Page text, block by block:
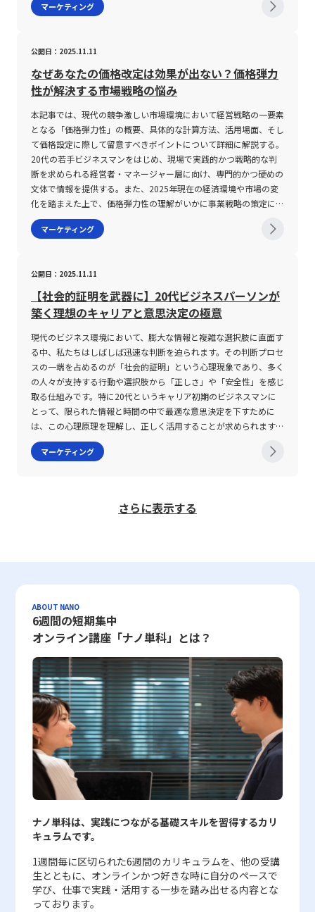
る点に注意が必要である。また、独立財は他の商品との需要連動性
した各概念の理解は、企業のマーケティング戦略や新製品開発、価
格設定において不可欠な要素となる。経済環境が急速に変動する昨
今、現場で働く若手ビジネスマンは、これらの経済学的知識を武器
に、より精度の高い市場分析と戦略的意思決定を行うことが期待さ
れる。今後、技術革新やデジタル経済の発展に伴い、これらの財の
分類や消費者行動のパターンも変化していくと予想されるため、常
に最新の知見とデータに基づいた分析が求められる。このような経
済学の基本概念に精通しておくことは、業界内での競争優位性を確
立する上で大きな資産となるだろう。将来的なビジネス環境の不確
実性に対処するためにも、代替財・補完財・独立財といった基礎的
かつ実践的な知識の定着は、あらゆる企業戦略の土台となる。以
立財の意義とその注意点について解説した。本稿が、若手ビジネス
ーケティングの進化が続く中で、ロングテール戦略は、オンライン
ではなく、長期的な視座で市場のニーズを捉え、柔軟に戦略を転換
することが求められるでしょう。 また、ロングテール戦略を成功
させるためには、技術面での投資と、それに伴うオペレーション改
善、さらには組織全体での意識改革が不可欠です。効率的な在庫管
理システム、先進的なデータ分析ツール、そして時代の流れに迅速
に対応するための組織体制の整備は、企業が持続的な成長を遂げる
ための基盤となります。 最終的に、ロングテール戦略は、グロー
バル化が進む現代の市場において、ニッチな市場セグメントに向け
た柔軟な対応と、全体の収益構造における安定性という、二点の重
要な要素を兼ね備えています。経営判断において、どの戦略を採用
すべきかについては、企業の事業内容や市場環境、さらには顧客層
の特性に応じた検討が必要不可欠ですが、確実に言えることは、ロ
ングテール戦略の理解と活用は、今後の経営戦略において不可避の
入に伴う組織体制の変革を正確に把握し、実務レベルで活かせる知
識と視点を持つことが、将来的なキャリア形成において大きな武器
となることでしょう。
マーケティング戦略に特化している点において、企業の成長や売上
ることが企業成功の分岐点となっています。この背景から、PMM
の需要は今後さらに高まることが予想され、特にIT、SaaS、DX推
進など、デジタル変革が鍵となる業界においては、PMMの活躍が
不可欠です。一方で、PMMとして成功するには、マーケティング
の知識やデータ分析能力、迅速な意思決定力、そして部門間の効果
的なコミュニケーションが求められるため、キャリアパスとしての
ハードルも存在します。 未経験者がPMMを目指す場合、まずは中
規模のチームリーダーやプロジェクトマネジメントの役割を経験す
ることで、マネジメント能力を養うことが重要です。さらに、IPA
やPMIといった専門資格の取得により、客観的なスキル証明を行う
ことは、転職市場における競争力を高める上でも有効です。また、
IT業界に特化した転職エージェントのサポートを活用することで、
自身に適した企業や求人情報を得るチャンスが広がります。 全体
ます高まる見通しです。20代の若手ビジネスマンにとっては、早
期にこの分野で経験を積み、マーケティングとマネジメントの両面
でスキルを磨くことが、将来的なキャリアアップおよび高い収入を
実現するための大きな武器になるでしょう。 本記事の内容を参考
に、自己のキャリアプランや転職戦略に役立てていただければ幸い
です。
いケースが発生する可能性があるため、セリング活動においては、
る点にも注意が必要です。近年ではSEO対策や広告戦略など、マー
ケティングの各手法が充実している一方で、それらだけで市場全体
の動向に即座に対応することは困難となっています。そのため、マ
ーケティング部門から得られるデータや市場分析に基づいて、現場
の営業担当者が柔軟に戦略を修正し、実際の顧客の反応をフィード
バックするプロセスが不可欠です。この情報交換が途絶えると、い
ずれは売上の機会を逸するリスクが高まるため、部門間でのナレッ
ジ共有や定期的な連携ミーティングの開催が推奨されます。 第三
に、セリングを実践するために必要なスキルの向上についても十分
な注意が必要です。現代の営業現場では、単なるトークスクリプト
に頼ったアプローチではなく、課題発見力、ヒアリング力、コミュ
ニケーション力といった基礎的なスキルが要求されます。さらに、
情報収集力やロジカルシンキングといった、データを元にした説得
セリングのような高度な営業手法においては、顧客自身が気づいて
いない潜在的なニーズを引き出し、それに対して適切なソリューシ
ョンを提示するコンサルティング的なアプローチが必要とされ、こ
れは一朝一夕で習得できるものではありません。 また、セリング
の現場では、過去の成功事例や失敗事例に学ぶ姿勢が欠かせませ
ん。具体的には、明確な数値目標を設定し、毎日の業務を振り返る
とともに、上司や同僚とのフィードバックを通じてPDCAサイクル
を回すことが重要です。さらに、定期的な営業研修やセミナーへの
参加によって、業界内の最新の手法やトレンドを取り入れること
で、競合他社との差別化を図ることが求められます。こうした継続
的な学習と実践が、セリングにおいて大きな成果を生む鍵となるの
です。 最後に、セリング戦略を実行する上での組織全体のサポー
ト体制についても注意が必要です。多くの企業では、個々の営業担
全社的なサポート体制が構築されて初めて、各営業担当者が自らの
じて、企業の継続的成長に寄与する重要な営業手法です。マーケテ
ィングが構築する売れる仕組みと並行して、現場での柔軟な対応と
高度な提案力が求められるセリングは、現代のビジネス環境におい
て極めて重要な役割を担っています。 特に、20代の若手ビジネス
マンにとっては、単なる商品知識にとどまらず、顧客の潜在ニーズ
を探り、課題発見力やヒアリング力、ロジカルシンキングといった
基礎スキルを磨くことが、今後のキャリア形成において大きな武器
となるでしょう。さらに、部門間の連携やナレッジ共有を通じて、
常に最新の市場動向や競合情報を取り入れる姿勢は、個々の営業力
の向上のみならず、組織全体の成長にも直結します。 今後、企業
が直面する市場環境はますます厳しくなることが予想される中で、
セリングとマーケティングの双方を効果的に活用することが、唯一
の競争優位性となることは明白です。そのため、若手ビジネスマン
は、実践的な営業スキルの向上とともに、マーケティングの戦略的
スを大きく飛躍させるチャンスを掴むことができるのです。企業全
体としても、セリングに必要な支援体制の整備や、継続的な研修プ
ると考えられます。 以上のように、セリングは単なる売り込み活
動ではなく、顧客の声に耳を傾けながら、戦略的かつ総合的な提案
を行う高度なビジネススキルとして位置づけられます。各企業が短
ず自社の製品・サービスが持つ独自の価値や技術、ノウハウを明確
など、複数の側面からのアプローチが求められている点も注意すべ
きです。 特に、営業活動の強化と顧客との接点を深める取り組み
が、コモディティ化を打破するための鍵となります。 特にデジタ
ルトランスフォーメーション（DX）の進展に伴い、CRMシステム
やデータ分析ツールが広く活用されるようになった現代の企業環境
では、顧客データを活用したターゲットの明確化や、個々のニーズ
に合わせたカスタマイズが、コモディティ化を回避するための有力
な手段として認識されています。 また、SNSやオンラインアンケー
トなどのツールを用いて、顧客のリアルタイムな意見を取り入れ、
製品やサービスの品質向上に生かす取り組みが増加しています。
このような施策により、従来の単一の価格競争から脱却し、付加価
値の高い製品や顧客体験を創出することが可能となっています。
コモディティ化対策に成功した企業の事例 ここでは、コモディテ
Appleの事例です。Appleは、製品の独自性を徹底的に追求し、デ
ザインとユーザーエクスペリエンスの向上に注力しています。
Apple Storeでの顧客との対話や、オンラインでの意見収集を通じ
て、製品開発に顧客の視点を取り入れることで、市場の均質化を防
ぎながらブランドの独自性を確立しています。 次に、カフェ市場
においては、スターバックスが独自のサービス戦略を展開していま
す。 スターバックスは、店内の雰囲気やスタッフの教育体制、さ
らには季節限定メニューなど、顧客体験の向上に重きを置いた戦略
を実施することで、単なるコーヒー提供企業からライフスタイルを
提案するブランドへと転換を果たしています。 さらに、アパレル
市場におけるユニクロの取り組みも注目に値します。 ユニクロは
「LifeWear」のコンセプトの下、シンプルでありながら高品質な製
品をリーズナブルな価格で提供することで、幅広い顧客層に支持を
ザインだけに依存するのではなく、顧客との接点全般にわたる体験
Proposition）を明確化することが求められます。 このためには、
企業の持つ技術やノウハウ、デザイン、さらにはブランドストーリ
ーを効果的に市場に伝える施策が不可欠です。 具体的には、プロ
モーション活動やオンラインマーケティング、展示会などを通じ
て、消費者に対して自社の製品が持つ独自性を積極的にアピールす
ることが挙げられます。 第二に、顧客体験の向上に直結するデジ
タルツールやCRMシステムの活用が重要となります。 顧客の購買
行動やアクセスデータをもとに、個々のニーズに応じたカスタマイ
ズを施す取り組みが、製品の付加価値を高める一助となります。
また、オンライン上でのフィードバック収集や、SNSを活用したコ
ミュニケーションは、顧客との関係性を強化し、市場の変化に迅速
に対応するための貴重な情報源となります。 第三に、営業戦略の
見直しと最適化が求められます。 ターゲット顧客の再選定や、営
業プロセスにおける各ステップの効率化は、企業全体の競争力強化
パイプライン管理の徹底、さらには営業担当者への定期的なトレー
ニングと評価制度の導入が有効です。 以上のような取り組みを総
合的に実施することで、企業は単なる価格競争に陥ることなく、顧
客に対して独自の価値を提供し続けることが可能となります。 ま
とめ 市場の成熟と共に、商品やサービスのコモディティ化は多く
の企業にとって避けては通れない課題です。 しかし、その危機を
おり、販促戦略はこれらのチャネルを統合して活用することが基本
ンフレット、イベントへの参加といった伝統的な手法との融合が、
効果的な販促への鍵となる。さらに、販促戦略の立案においては、
明確な販促活動の目的の設定が不可欠であり、具体的なターゲット
本である。目的が明確であれば、どの段階でどの施策を実施する
か、またどのようなデータを収集し評価するかといった、戦略全体
の流れが体系的に整えられる。加えて、販促戦略は消費者視点に立
って構築される必要がある。情報過多の現代において、消費者は多
くの情報に触れる一方で、実際に心を動かす施策は限られている。
よって、消費者のニーズや市場全体の動向、さらには競合他社の戦
略も十分に理解した上で、最適な方法を見極めることが要求され
る。実務上は、STP分析（セグメンテーション、ターゲティング、
ポジショニングの各要素の分析）やPASONAの法則（Problem、
るケースが多い。これにより、戦略の根拠が明示され、実行後の効
果測定や改善策の策定が容易になる。さらに、B to B（企業間取
引）向けの販促戦略においては、消費者向けとは異なるアプローチ
が求められる。企業間取引では、担当者へのパンフレット配布や展
示会での直接対話、プレスリリースなど、複数の接点から関係を深
めていくことが成功の鍵となる。こうした戦略では、信頼性や専門
性を強調するメッセージが重要視されると同時に、各施策が統合的
に機能するような全体像の把握が求められる。 一方で、販促戦略
の策定は一過性のプロジェクトではなく、継続的な改善が必須であ
る。市場環境が絶えず変動する中で、当初設定した戦略がその後も
有効である保証はなく、定期的な効果測定とフィードバックのサイ
クルが欠かせない。これにより、時代のニーズに即した迅速な軌道
修正が可能となり、長期的な競争優位性の確保につながる。特にデ
短期的なキャンペーンに留まらず、自社のブランディングや信頼性
削減と業務プロセスの効率化を実現するためのソリューションとし
て注目されており、専門家のサポートを受けながら戦略を実行に移
す一助となる。このように、販促戦略は多面的な視野から緻密な計
置付けられている。 販促戦略の注意点 効果的な販促戦略を展開す
るためには、いくつかの注意点を十分に理解し、実践に落とし込む
ことが不可欠である。第一に、市場や消費者のニーズを事前に徹底
的に分析することが求められる。情報量が飛躍的に増加している現
代において、単一のデータに頼るのではなく、複数の視点から消費
者行動を読み解く必要がある。市場環境は常に動的であり、季節変
動や突発的なトレンドの変化に対応できる柔軟性が戦略には求めら
れる。また、消費者の生の声を定期的に収集するプロセスが、戦略
の実効性を担保するうえで非常に重要である。アンケート調査、オ
ンラインレビュー、SNS上でのフィードバックなど、様々な手法を
要とされているかを把握することが不可欠である。特に、若年層を
中心としたターゲット層に向けた販促戦略では、彼らの生活様式や
価値観を正確に捉えることが成功の鍵となる。第二に、販促施策に
かかるコスト管理が極めて重要となる。過度のコスト削減や、逆に
無計画な投資は、期待した費用対効果を達成できないリスクを伴
う。戦略立案段階で、具体的な予算配分やROI（投資対効果）のシ
は、顧客の信頼を得ることは困難です。消費者がブランド名を聞い
こでは、ブランド連想の明確な定義とともに、その構築過程での留
意事項や、成功事例を交えながら、ブランド戦略の全貌を分かりや
すく紹介していきます。 ブランド連想とは ブランド連想とは、消
費者の記憶の中で特定のブランドに結びつく様々な情報、イメー
ジ、感情、体験が複合的に作用して形成される総体的な概念を指し
ます。具体例として、ハンバーガーチェーンの世界では「マクドナ
ルド」を念頭に連想することが、消費者の購買行動に直接影響を及
ぼす一例と言えます。これは、ブランドの知名度だけでなく、広
告、プロモーション、製品デザイン、さらには企業の歴史や文化が
複合的に作用して形成されるものであり、ブランドイメージとも密
接に関連しています。 ブランド連想には、数多くの要因が絡み合
っています。まず、ブランドのロゴやパッケージデザイン、Webデ
ザインなどのビジュアル要素が強固な記憶を作り出すとともに、提
や、口コミ、SNSなどの情報拡散による影響も、消費者の記憶に大
きく影響します。このような複数の要素が組み合わさることで、消
費者がある状況下で無意識に特定のブランドを思い浮かべる「ブラ
ンド連想」が形成され、ブランドロイヤルティへと結びついていく
のです。 ブランド連想の構築は、単なる知名度向上に留まらず、
消費者の購買行動や企業に対する信頼感の確立に直結します。企業
が提供する商品・サービスの品質向上、洗練されたパッケージデザ
イン、戦略的なWebデザイン、そして一貫性のある企業ブランディ
ングは、ブランド連想を左右する主要な要因として捉えるべきでし
ょう。これらの要素が統合されることで、消費者は製品を手に取る
際に「安心感」や「優れたデザイン」、「革新的技術」などのイメ
ージを自動的に連想し、結果的にそのブランドが選ばれる確率が高
まります。 さらに、ブランド連想は消費者の意思決定を迅速化す
市場での競争が激化している中でも、消費者にとっての第一選択肢
ガティブな連想が生じた場合、ブランドとしての価値が大きく損な
われる恐れがあります。 次に、ブランディング戦略においては、
一貫性の保持が非常に重要です。企業は広告、パッケージデザイ
ン、Webデザイン、プロダクトデザインなどの各要素において、統
一されたメッセージとビジュアルアイデンティティを維持する必要
があります。これにより、消費者はブランドに関する情報を正確に
把握し、強固な連想を形成することが可能となります。 また、ブ
ランド連想を形成する過程においては、時間と継続的な努力が求め
られます。短期間で急激にブランド認知を向上させるためのプロモ
ーションは、一過性の効果に終始してしまう場合があるため、長期
的な視点に立った戦略が必要です。広告やキャンペーンを通じて、
一貫して企業の価値や理念、そして独自の魅力を伝えることが、消
費者の記憶に確実に刻まれる鍵となります。 また、オンライン環
境の発展により、SNSやWebサイト、口コミサイトなどのデジタル
チャネルにおいて、企業が適切な情報発信を行い、消費者との信頼
関係を築くことは、ブランド連想の強化に直結します。一方で、情
分に留意し、リスク管理や迅速な対応策の整備が求められます。
さらに、ブランド連想の形成は、企業内外のステークホルダーとの
連携を欠かせないプロセスでもあります。例えば、販売チャネル、
マーケティング
公開日：2025.11.11
なぜあなたの価格改定は効果が出ない？価格弾力
性が解決する市場戦略の悩み
本記事では、現代の競争激しい市場環境において経営戦略の一要素
となる「価格弾力性」の概要、具体的な計算方法、活用場面、そし
て価格設定に際して留意すべきポイントについて詳細に解説する。
20代の若手ビジネスマンをはじめ、現場で実践的かつ戦略的な判
断を求められる経営者・マネージャー層に向け、専門的かつ硬めの
文体で情報を提供する。また、2025年現在の経済環境や市場の変
化を踏まえた上で、価格弾力性の理解がいかに事業戦略の策定に役
立つかについても掘り下げていく。 価格弾力性とは 価格弾力性
は、商品やサービスの価格が変動した際に、需要または供給の変化
定するためのものであり、通常は次の計算式が用いられる。価格弾
力性＝（需要または供給の変化率）÷（価格の変化率）この指標
は、数値が1を超えると需要の変動が大きい（すなわち、弾力性が
高い）状態を示し、1を下回ると需要の変動が小さい（すなわち、
弾力性が低い）ことを意味する。 需要の変化率は、一般に「価格
変更後の販売数量－価格変更前の販売数量」を基に算出し、対象と
なる対象の変化率を求める。一方、価格の変化率は、変更後の価格
と変更前の価格との差額を用いて計算する。これらの計算は原則と
してプラスの絶対値で評価されるため、マイナスの値が出た場合で
も、実務上はその絶対値として解釈される。このように、価格弾力
性は市場の反応を定量的に把握するための有用なツールとして、
様々な業界で活用される。 具体例として、あるコンビニエンスス
トアが定番商品の値段を10%上げた結果、販売数量が4%減少した
ら600円に下げた場合、加入者数が従来の1万人から2万人に増加し
的にこの指標を活用することが求められる。特に、価格設定の段階
では自社商品だけでなく、競合他社の価格設定や市場動向も併せて
分析することで、より精度の高い戦略が構築可能となる。 価格弾
力性の注意点 価格弾力性の概念を正確に理解し、活用する際には
いくつかの注意点が存在する。まず第一に、弾力性の算出には基礎
となる十分なデータが必要であり、短期間のみに依存した計測は誤
差を引き起こす可能性がある。市場の動向は季節性、消費者嗜好の
変化、外部環境の影響など複数の要因に左右されるため、長期的な
データや複数シナリオに基づく分析が推奨される。 また、価格弾
力性の高い商品やサービスでは、価格変更による需要の変化が予想
以上に大きくなることがあるため、無計画な値下げは利益を著しく
圧迫する恐れがある。例えば、価格弾力性が高いカテゴリにおいて
は、消費者が慎重に購入を検討する傾向があるため、値下げキャン
ペーンを実施する際には、利益率と広告・プロモーション費のバラ
品に対しては、値上げを行っても需要が大きく減退しないことか
ら、企業戦略上の価格改定が容易である一方、過剰な値上げはブラ
ンドイメージや顧客満足度に悪影響を及ぼす可能性がある。 さら
に、企業が価格弾力性を活用する際は、市場全体の需給バランスや
外部要因（原材料の高騰、自然災害、国際情勢の変動など）を慎重
に考慮する必要がある。これらの外部要因により、商品の販売数量
マーケティング
公開日：2025.11.11
【社会的証明を武器に】20代ビジネスパーソンが
築く理想のキャリアと意思決定の極意
現代のビジネス環境において、膨大な情報と複雑な選択肢に直面す
る中、私たちはしばしば迅速な判断を迫られます。その判断プロセ
スの一端を占めるのが「社会的証明」という心理現象であり、多く
の人々が支持する行動や選択肢から「正しさ」や「安全性」を感じ
取る仕組みです。特に20代というキャリア初期のビジネスマンに
とって、限られた情報と時間の中で最適な意思決定を下すために
は、この心理原理を理解し、正しく活用することが求められます。
社会的証明とは 「社会的証明」とは、多数の人々の行動や選択、
それに伴う評価を根拠にして、ある事象や製品、サービスの正当性
器」において、6つの心理原則の一つとして取り上げられました。
チャルディーニは、個々人が不確実な状況下で他者の行動を強く参
ラインショッピングにおいても、多数のレビューや高評価、利用者
数といった情報が提示されると、その商品に対する信頼感や安心感
が高まり、消費行動につながるのです。 社会的証明は、単なる多
う特徴を持っています。自分と同じようなバックグラウンドや価値
観を持つ他者の意見や行動は、特に有効な証明材料として機能し、
結果として個々の意思決定に大きな影響を及ぼします。 また、情
報があふれる現代社会では、すべての情報を詳細に検証することは
現実的ではありません。このため、一部の情報や、他者の支持とい
う短絡的な判断に頼ることが増え、これが社会的証明の力を一層強
化させる要因となっています。 実証研究の一例として、スタンレ
ー・ミルグラムらが行った「空を見上げる実験」が挙げられます。
この実験では、最初に1人のスタッフが街角で空を見上げる行動を
取った場合、多くの通行人はその行動に無関心でした。しかし、こ
を見上げる行動に同調し、その人数が劇的に増加する結果となりま
した。この現象は、多数派の行動が信頼性を高め、個々の判断に影
響を与える典型例として理解されています。 現代において、社会
的証明はオンライン上の口コミやレビュー、SNSにおける「いい
ね！」や「シェア」など、さまざまな形態で見られるほか、企業が
マーケティング戦略において積極的に活用するツールとしても注目
マーケティング
さらに表示する
ABOUT NANO
6週間の短期集中
オンライン講座「ナノ単科」とは？
ナノ単科は、実践につながる基礎スキルを習得するカリ
キュラムです。
1週間毎に区切られた6週間のカリキュラムを、他の受講
生とともに、オンラインかつ好きな時に自分のペースで
学び、仕事で実践・活用する一歩を踏み出せる内容とな
っております。